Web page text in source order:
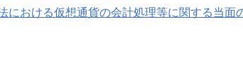
における仮想通貨の会計処理等に関する当面